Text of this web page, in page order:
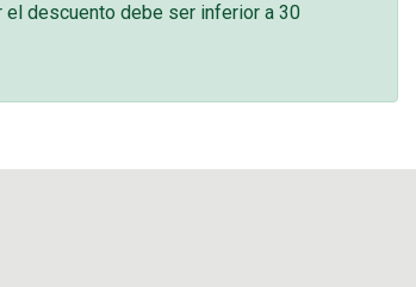
descuento debe ser inferior a 30